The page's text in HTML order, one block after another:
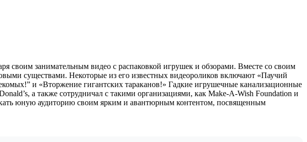
своим занимательным видео с распаковкой игрушек и обзорами. Вместе со своим
существами. Некоторые из его известных видеороликов включают «Паучий
и «Вторжение гигантских тараканов!» Гадкие игрушечные канализационные
а также сотрудничал с такими организациями, как Make-A-Wish Foundation и
юную аудиторию своим ярким и авантюрным контентом, посвященным